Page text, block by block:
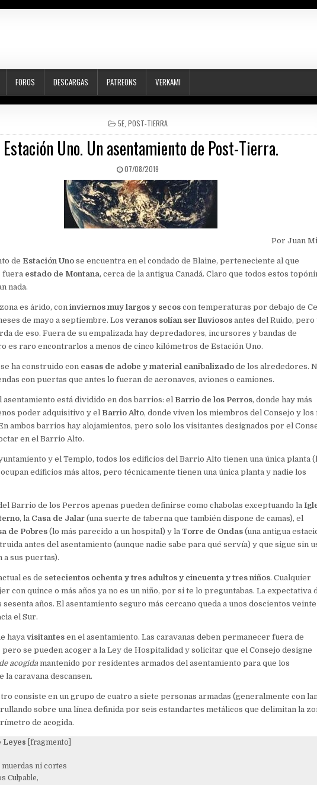
FOROS DESCARGAS PATREONS VERKAMI
POSTED
IN
5E, POST-TIERRA
Estación Uno. Un asentamiento de Post-Tierra.
PUBLISHED
DATE:
07/08/2019
Por Juan
deEstación Uno se encuentra en el condado de Blaine, perteneciente al que
fuera estado de Montana, cerca de la antigua Canadá. Claro que todos estos
nada.
es árido, coninviernos muy largos y secos con temperaturas por debajo de
de mayo a septiembre. Losveranos solían ser lluviosos antes del Ruido, pero
de eso. Fuera de su empalizada hay depredadores, incursores y bandas de
es raro encontrarlos a menos de cinco kilómetros de Estación Uno.
ha construido con casas de adobe y material canibalizado de los alrededores.
con puertas que antes lo fueran de aeronaves, aviones o camiones.
está dividido en dos barrios: el Barrio de los Perros, donde hay más
poder adquisitivo y el Barrio Alto, donde viven los miembros del Consejo y los
ambos barrios hay alojamientos, pero solo los visitantes designados por el
en el Barrio Alto.
y el Templo, todos los edificios del Barrio Alto tienen una única planta
edificios más altos, pero técnicamente tienen una única planta y nadie los
Barrio de los Perros apenas pueden definirse como chabolas exceptuando la
, la Casa de Jalar (una suerte de taberna que también dispone de camas), el
de Pobres (lo más parecido a un hospital) y la Torre de Ondas (una antigua
antes del asentamiento (aunque nadie sabe para qué servía) y que sigue sin
a sus puertas).
es de setecientos ochenta y tres adultos y cincuenta y tres niños. Cualquier
con quince o más años ya no es un niño, por si te lo preguntabas. La expectativa
sesenta años. El asentamiento seguro más cercano queda a unos doscientos veinte
el Sur.
hayavisitantesen el asentamiento. Las caravanas deben permanecer fuera de
pero se pueden acoger a la Ley de Hospitalidad y solicitar que el Consejo designe
acogida mantenido por residentes armados del asentamiento para que los
la caravana descansen.
consiste en un grupo de cuatro a siete personas armadas (generalmente con
sobre una línea definida por seis estandartes metálicos que delimitan la
de acogida.
Leyes [fragmento]
muerdas ni cortes
Culpable,